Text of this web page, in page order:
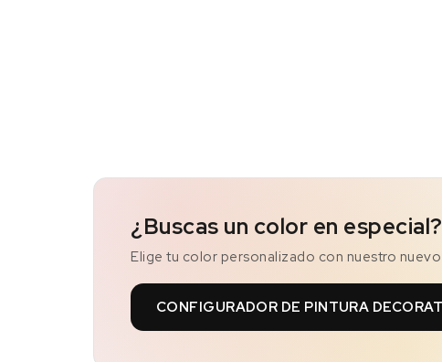
¿Buscas un color en especial?
Elige tu color personalizado con nuestro
CONFIGURADOR DE PINTURA